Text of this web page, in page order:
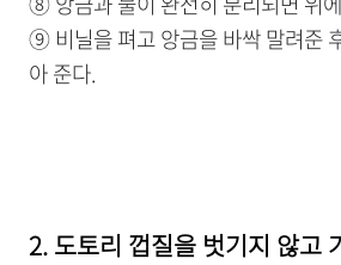
⑨ 비닐을 펴고 앙금을 바싹 말려준
아 준다.
2. 도토리 껍질을 벗기지 않고